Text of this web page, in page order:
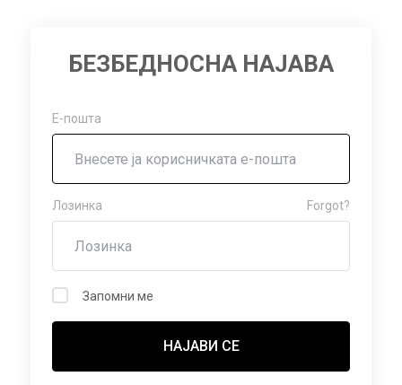
БЕЗБЕДНОСНА НАЈАВА
Е-пошта
Лозинка Forgot?
Запомни ме
НАЈАВИ СЕ